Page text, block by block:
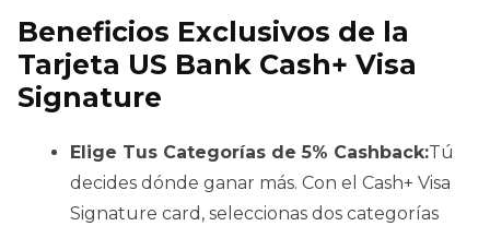
Beneficios Exclusivos de la
Tarjeta US Bank Cash+ Visa
Signature
Elige Tus Categorías de 5% Cashback:Tú
decides dónde ganar más. Con el Cash+ Visa
Signature card, seleccionas dos categorías